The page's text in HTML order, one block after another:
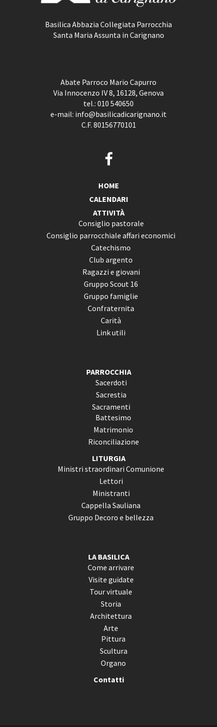
Basilica Abbazia Collegiata Parrocchia
Santa Maria Assunta in Carignano
Abate Parroco Mario Capurro
Via Innocenzo IV 8, 16128, Genova
tel.: 010 540650
e-mail: info@basilicadicarignano.it
C.F. 80156770101
HOME
CALENDARI
ATTIVITÀ
Consiglio pastorale
Consiglio parrocchiale affari economici
Catechismo
Club argento
Ragazzi e giovani
Gruppo Scout 16
Gruppo famiglie
Confraternita
Carità
Link utili
PARROCCHIA
Sacerdoti
Sacrestia
Sacramenti
Battesimo
Matrimonio
Riconciliazione
LITURGIA
Ministri straordinari Comunione
Lettori
Ministranti
Cappella Sauliana
Gruppo Decoro e bellezza
LA BASILICA
Come arrivare
Visite guidate
Tour virtuale
Storia
Architettura
Arte
Pittura
Scultura
Organo
Contatti